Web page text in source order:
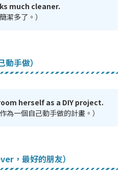
much cleaner.
潔多了。）
手做）
herself as a DIY project.
為一個自己動手做的計畫。）
，最好的朋友）